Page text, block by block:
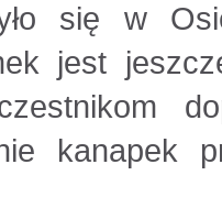
się w
jest
kanapek